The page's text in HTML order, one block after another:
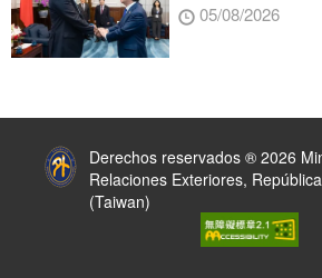
05/08/2026
Derechos reservados ® 2026
Relaciones Exteriores,
(Taiwan)